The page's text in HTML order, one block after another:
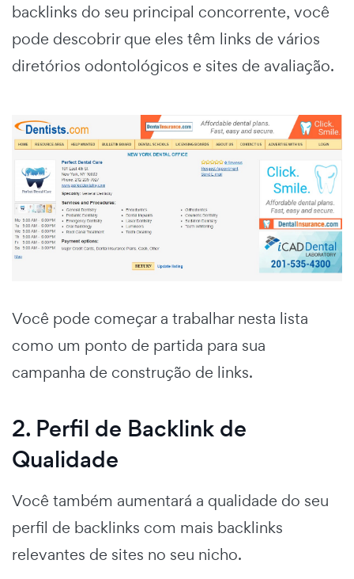
backlinks do seu principal concorrente, você
pode descobrir que eles têm links de vários
diretórios odontológicos e sites de avaliação.
Você pode começar a trabalhar nesta lista
como um ponto de partida para sua
campanha de construção de links.
2. Perfil de Backlink de
Qualidade
Você também aumentará a qualidade do seu
perfil de backlinks com mais backlinks
relevantes de sites no seu nicho.